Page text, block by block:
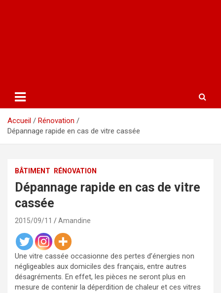
Accueil
Rénovation
Dépannage rapide en cas de vitre cassée
BÂTIMENT RÉNOVATION
Dépannage rapide en cas de vitre
cassée
2015/09/11 Amandine
Une vitre cassée occasionne des pertes d’énergies non
négligeables aux domiciles des français, entre autres
désagréments. En effet, les pièces ne seront plus en
mesure de contenir la déperdition de chaleur et ces vitres